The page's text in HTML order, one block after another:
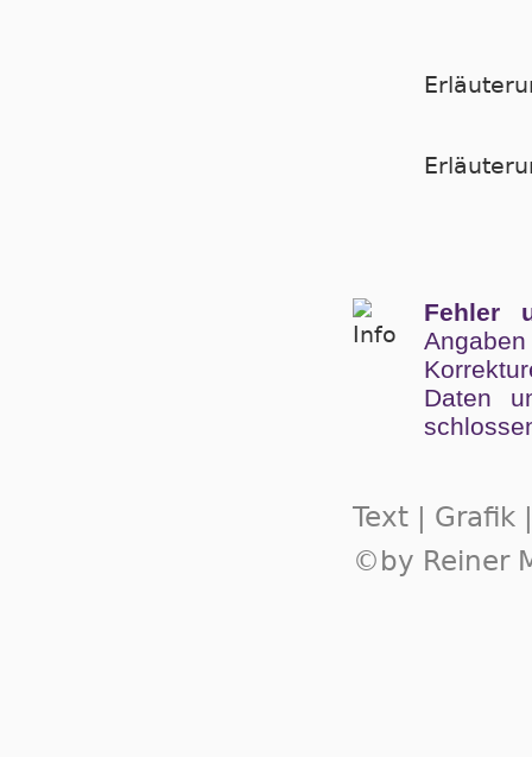
Fehler
Angaben
Da­ten
Text | Grafik
©by Reiner